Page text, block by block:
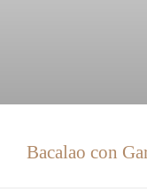
Bacalao con